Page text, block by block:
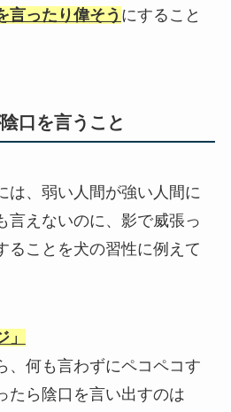
言ったり偉そう にすること
口を言うこと
は、弱い人間が強い人間に
言えないのに、影で威張っ
ることを犬の習性に例えて
、何も言わずにペコペコす
たら陰口を言い出すのは